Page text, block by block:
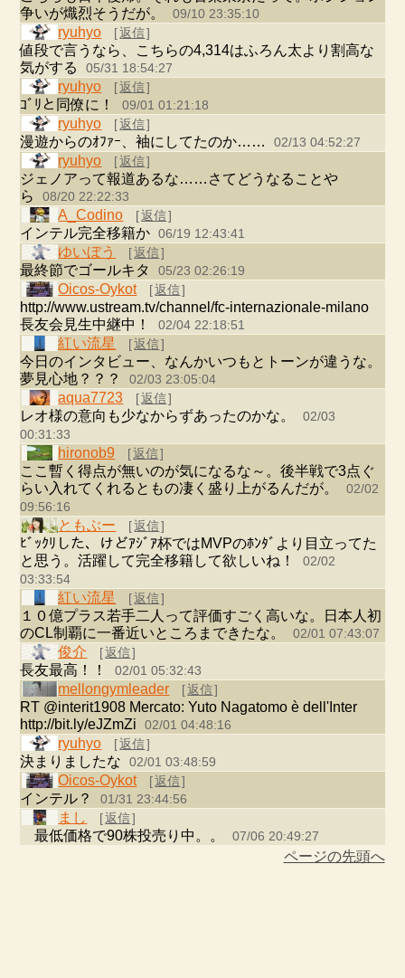
争いが熾烈そうだが。
09/10 23:35:10
ryuhyo [返信]
値段で言うなら、こちらの4,314はふろん太より割高な
気がする
05/31 18:54:27
ryuhyo [返信]
ｺﾞﾘと同僚に！ 09/01 01:21:18
ryuhyo [返信]
漫遊からのｵﾌｧｰ、袖にしてたのか…… 02/13 04:52:27
ryuhyo [返信]
ジェノアって報道あるな……さてどうなることや
ら
08/20 22:22:33
A_Codino [返信]
インテル完全移籍か 06/19 12:43:41
ゆいぼう [返信]
最終節でゴールキタ 05/23 02:26:19
Oicos-Oykot [返信]
http://www.ustream.tv/channel/fc-internazionale-milano
長友会見生中継中！
02/04 22:18:51
紅い流星 [返信]
今日のインタビュー、なんかいつもとトーンが違うな。
夢見心地？？？
02/03 23:05:04
aqua7723 [返信]
レオ様の意向も少なからずあったのかな。
02/03
00:31:33
hironob9 [返信]
ここ暫く得点が無いのが気になるな～。後半戦で3点ぐ
らい入れてくれるともの凄く盛り上がるんだが。
02/02
09:56:16
ともぶー [返信]
ﾋﾞｯｸﾘした、けどｱｼﾞｱ杯ではMVPのﾎﾝﾀﾞより目立ってた
と思う。活躍して完全移籍して欲しいね！
02/02
03:33:54
紅い流星 [返信]
１０億プラス若手二人って評価すごく高いな。日本人初
のCL制覇に一番近いところまできたな。
02/01 07:43:07
俊介 [返信]
長友最高！！ 02/01 05:32:43
mellongymleader [返信]
RT @interit1908 Mercato: Yuto Nagatomo è dell'Inter
http://bit.ly/eJZmZi
02/01 04:48:16
ryuhyo [返信]
決まりましたな 02/01 03:48:59
Oicos-Oykot [返信]
インテル？ 01/31 23:44:56
まし [返信]
最低価格で90株投売り中。。 07/06 20:49:27
ページの先頭へ